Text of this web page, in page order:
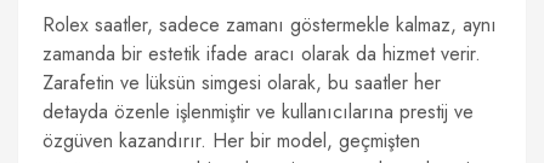
Rolex saatler, sadece zamanı göstermekle kalmaz, aynı
zamanda bir estetik ifade aracı olarak da hizmet verir.
Zarafetin ve lüksün simgesi olarak, bu saatler her
detayda özenle işlenmiştir ve kullanıcılarına prestij ve
özgüven kazandırır. Her bir model, geçmişten